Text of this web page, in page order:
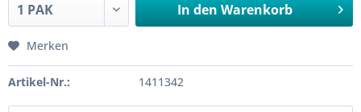
In den Warenkorb
Merken
Artikel-Nr.: 1411342